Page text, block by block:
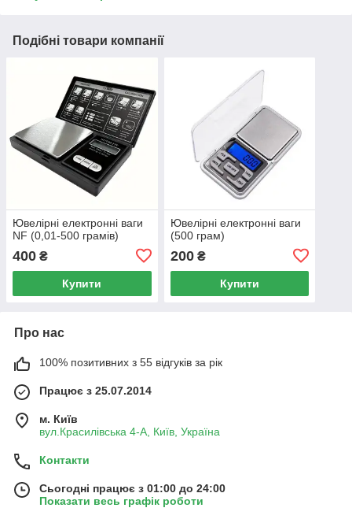
Подібні товари компанії
Ювелірні електронні ваги
NF (0,01-500 грамів)
400 ₴
Купити
Ювелірні електронні ваги
(500 грам)
200₴
Купити
Про нас
100% позитивних з 55 відгуків за рік
Працює з 25.07.2014
м. Київ
вул.Красилівська 4-А, Київ, Україна
Контакти
Сьогодні працює з 01:00 до 24:00
Показати весь графік роботи